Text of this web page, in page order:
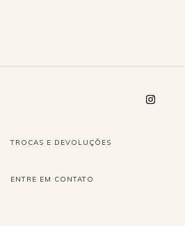
TROCAS E DEVOLUÇÕES
ENTRE EM CONTATO